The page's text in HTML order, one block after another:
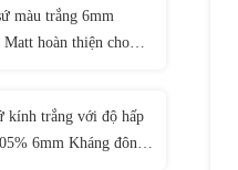
màu trắng 6mm
Matt hoàn thiện cho
kính trắng với độ hấp
6mm Kháng đông